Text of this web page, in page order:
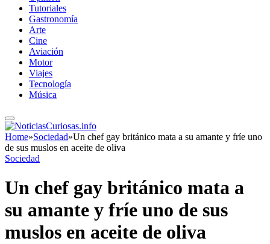
Tutoriales
Gastronomía
Arte
Cine
Aviación
Motor
Viajes
Tecnología
Música
Home»Sociedad»Un chef gay británico mata a su amante y fríe uno
de sus muslos en aceite de oliva
Sociedad
Un chef gay británico mata a
su amante y fríe uno de sus
muslos en aceite de oliva